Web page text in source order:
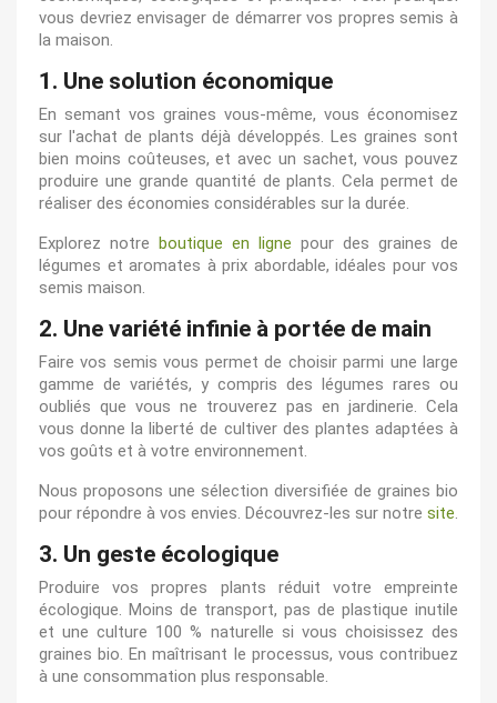
vous devriez envisager de démarrer vos propres semis à
la maison.
1. Une solution économique
En semant vos graines vous-même, vous économisez
sur l'achat de plants déjà développés. Les graines sont
bien moins coûteuses, et avec un sachet, vous pouvez
produire une grande quantité de plants. Cela permet de
réaliser des économies considérables sur la durée.
Explorez notre boutique en ligne pour des graines de
légumes et aromates à prix abordable, idéales pour vos
semis maison.
2. Une variété infinie à portée de main
Faire vos semis vous permet de choisir parmi une large
gamme de variétés, y compris des légumes rares ou
oubliés que vous ne trouverez pas en jardinerie. Cela
vous donne la liberté de cultiver des plantes adaptées à
vos goûts et à votre environnement.
Nous proposons une sélection diversifiée de graines bio
pour répondre à vos envies. Découvrez-les sur notre site.
3. Un geste écologique
Produire vos propres plants réduit votre empreinte
écologique. Moins de transport, pas de plastique inutile
et une culture 100 % naturelle si vous choisissez des
graines bio. En maîtrisant le processus, vous contribuez
à une consommation plus responsable.